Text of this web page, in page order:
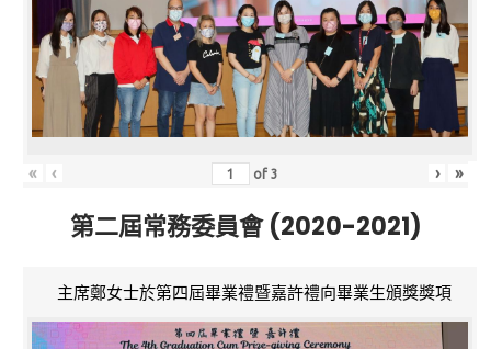
« ‹ of3 › »
第二屆常務委員會 (2020-2021)
主席鄭女士於第四屆畢業禮暨嘉許禮向畢業生頒獎獎項